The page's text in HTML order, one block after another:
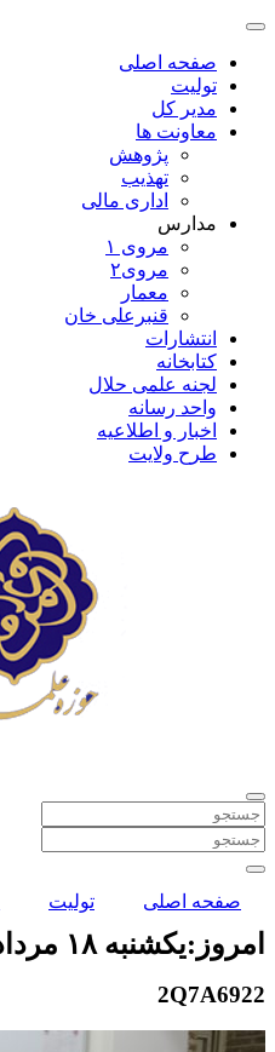
صفحه اصلی
تولیت
مدیر کل
معاونت ها
پژوهش
تهذیب
اداری مالی
مدارس
مروی ۱
مروی۲
معمار
قنبرعلی خان
انتشارات
کتابخانه
لجنه علمی حلال
واحد رسانه
اخبار و اطلاعیه
طرح ولایت
صفحه اصلی تولیت
امروز:یکشنبه ۱۸ مرداد ۱۴۰۵ ۴:۱۸ ب٫ظ
2Q7A6922